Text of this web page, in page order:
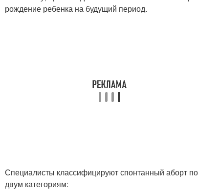
рождение ребенка на будущий период.
Специалисты классифицируют спонтанный аборт по
двум категориям: